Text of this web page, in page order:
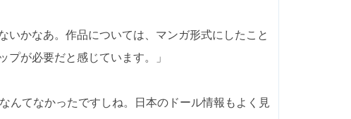
いかなあ。作品については、マンガ形式にしたこと
が必要だと感じています。」
んてなかったですしね。日本のドール情報もよく見